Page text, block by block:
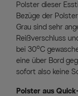
Polster dieser
Bezüge der
Grau sind sehr
Reißverschluss
bei 30°C
eine über Bord
sofort also keine
Polster aus